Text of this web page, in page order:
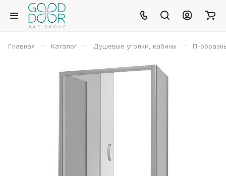
Главная – Каталог – Душевые уголки, кабины – П-